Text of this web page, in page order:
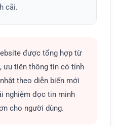
cãi.
được tổng hợp từ
ưu tiên thông tin có tính
theo diễn biến mới
nghiệm đọc tin minh
cho người dùng.